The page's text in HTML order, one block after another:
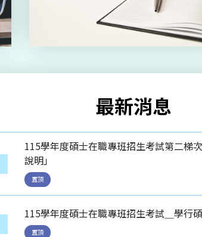
最新消息
115學年度碩士在職專班招生考試第二梯
說明」
置頂
115學年度碩士在職專班招生考試＿學行
置頂